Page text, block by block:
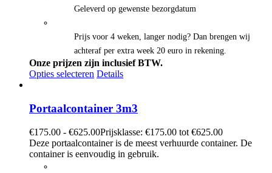
Geleverd op gewenste bezorgdatum
Prijs voor 4 weken, langer nodig? Dan brengen wij
achteraf per extra week 20 euro in rekening.
Onze prijzen zijn inclusief BTW.
Opties selecteren Details
Portaalcontainer 3m3
€175.00 - €625.00Prijsklasse: €175.00 tot €625.00
Deze portaalcontainer is de meest verhuurde container. De
container is eenvoudig in gebruik.